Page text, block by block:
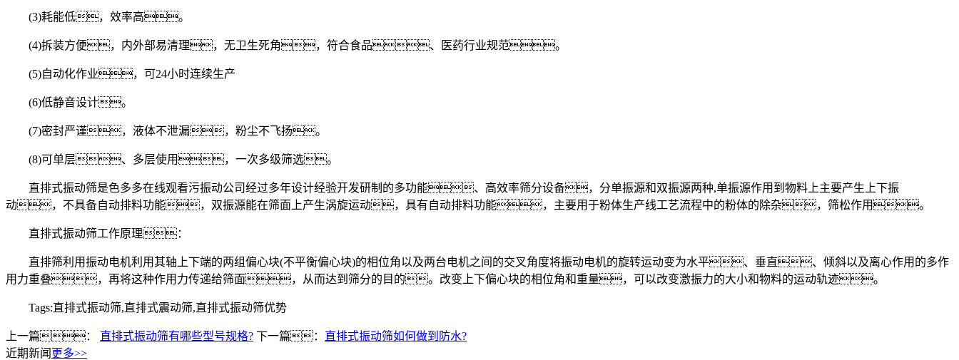
(3)耗能低，效率高。
(4)拆装方便，内外部易清理，无卫生死角，符合食品、医药行业规范。
(5)自动化作业，可24小时连续生产
(6)低静音设计。
(7)密封严谨，液体不泄漏，粉尘不飞扬。
(8)可单层、多层使用，一次多级筛选。
直排式振动筛是色多多在线观看污振动公司经过多年设计经验开发研制的多功能、高效率筛分设备，分单振源和双振源两种,单振源作用到物料上主要产生上下振
动，不具备自动排料功能，双振源能在筛面上产生涡旋运动，具有自动排料功能，主要用于粉体生产线工艺流程中的粉体的除杂，筛松作用。
直排式振动筛工作原理：
直排筛利用振动电机利用其轴上下端的两组偏心块(不平衡偏心块)的相位角以及两台电机之间的交叉角度将振动电机的旋转运动变为水平、垂直、倾斜以及离心作用的多作
用力重叠，再将这种作用力传递给筛面，从而达到筛分的目的。改变上下偏心块的相位角和重量，可以改变激振力的大小和物料的运动轨迹。
Tags:直排式振动筛,直排式震动筛,直排式振动筛优势
上一篇： 直排式振动筛有哪些型号规格? 下一篇： 直排式振动筛如何做到防水?
近期新闻 更多>>